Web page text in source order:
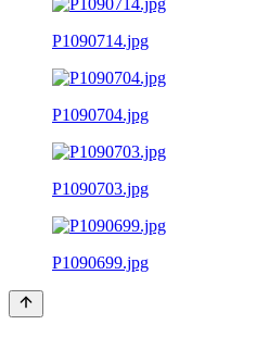
P1090714.jpg
P1090704.jpg
P1090703.jpg
P1090699.jpg